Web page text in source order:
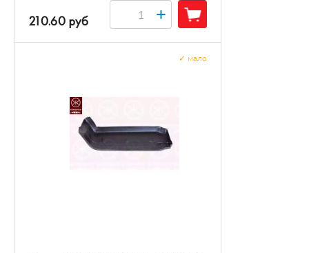
210.60 руб +
мало